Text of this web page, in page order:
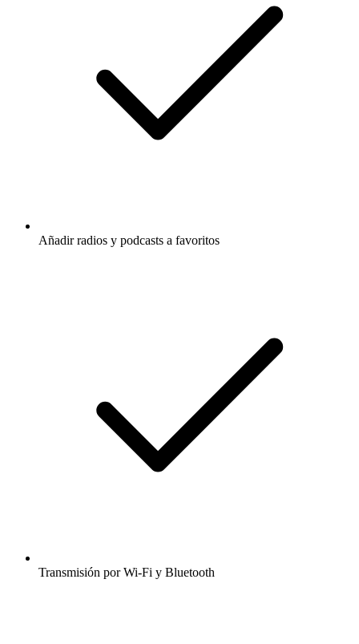
Añadir radios y podcasts a favoritos
Transmisión por Wi-Fi y Bluetooth